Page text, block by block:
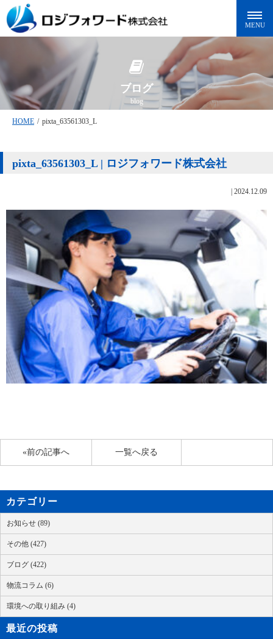
ブログ
blog
HOME / pixta_63561303_L
pixta_63561303_L | ロジフォワード株式会社
2024.12.09
«前の記事へ 一覧へ戻る
カテゴリー
お知らせ (89)
その他 (427)
ブログ (422)
物流コラム (6)
環境への取り組み (4)
最近の投稿